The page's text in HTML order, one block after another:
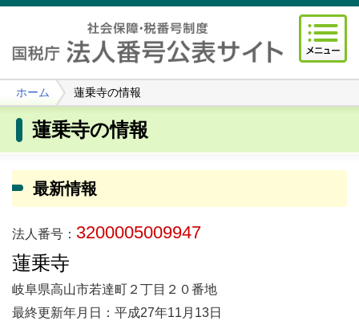
ホーム 蓮乗寺の情報
蓮乗寺の情報
最新情報
法人番号： 3200005009947
蓮乗寺
岐阜県高山市若達町２丁目２０番地
最終更新年月日：平成27年11月13日